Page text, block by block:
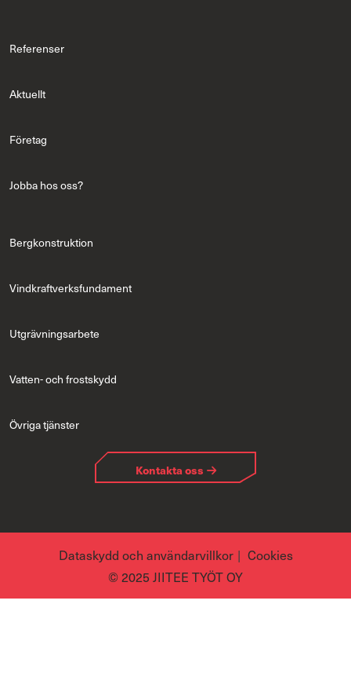
Referenser
Aktuellt
Företag
Jobba hos oss?
Bergkonstruktion
Vindkraftverksfundament
Utgrävningsarbete
Vatten- och frostskydd
Övriga tjänster
Kontakta oss
Dataskydd och användarvillkor
Cookies
© 2025 JIITEE TYÖT OY